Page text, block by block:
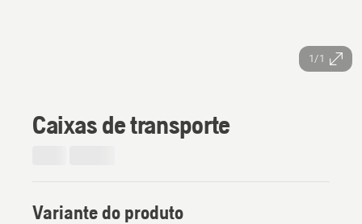
1/1
Caixas de transporte
Variante do produto